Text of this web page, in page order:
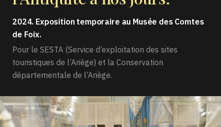
2024. Exposition temporaire au Musée des Comtes
de Foix.
Pour le SESTA (Service d’exploitation des sites
touristiques de l’Ariège) et la Conservation
départementale de l’Ariège.